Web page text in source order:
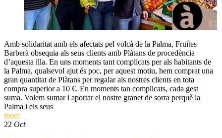
Amb solidaritat amb els afectats pel volcà de la Palma, Fruites
Barberà obsequia als seus clients amb Plàtans de procedència
d’aquesta illa. En uns moments tant complicats per als habitants de
la Palma, qualsevol ajut és poc, per aquest motiu, hem comprat una
gran quantitat de Plàtans per regalar als nostres clients en tota
compra superior a 10 €. En moments tan complicats, cada gest
suma. Volem sumar i aportar el nostre granet de sorra perquè la
Palma i els seus
more
22 Oct